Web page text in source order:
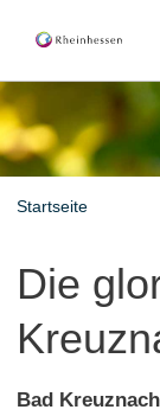
Startseite
Die
Bad Kreuznach